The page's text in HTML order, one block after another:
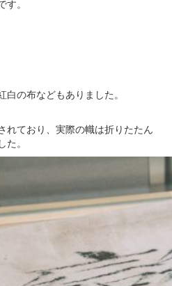
。
の布などもありました。
れており、実際の幟は折りたたん
。